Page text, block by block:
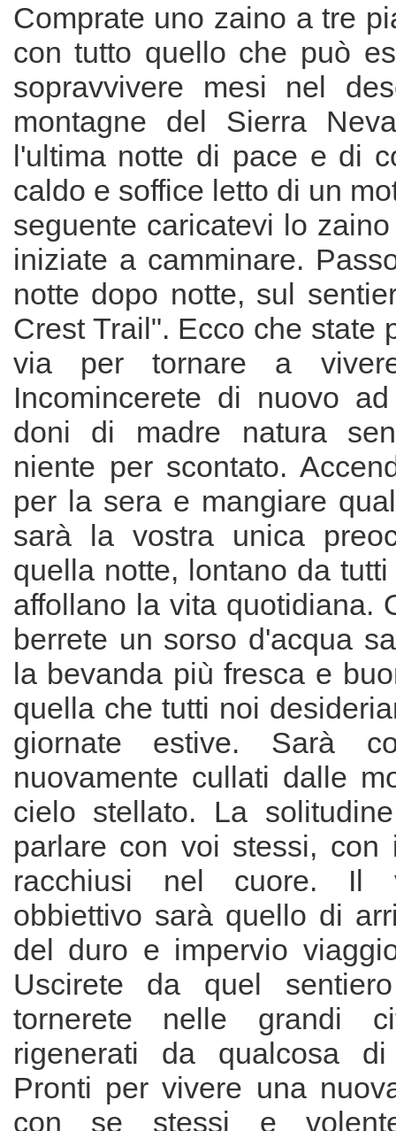
Comprate uno zaino a tre
con tutto quello che può
sopravvivere mesi nel
montagne del Sierra
l'ultima notte di pace e di
caldo e soffice letto di un
seguente caricatevi lo
iniziate a camminare.
notte dopo notte, sul
Crest Trail". Ecco che state
via per tornare a
Incomincerete di nuovo
doni di madre natura
niente per scontato.
per la sera e mangiare
sarà la vostra unica
quella notte, lontano da
affollano la vita quotidiana.
berrete un sorso d'acqua
la bevanda più fresca e
quella che tutti noi
giornate estive. Sarà
nuovamente cullati dalle
cielo stellato. La
parlare con voi stessi, con
racchiusi nel cuore. Il
obbiettivo sarà quello di
del duro e impervio
Uscirete da quel
tornerete nelle grandi
rigenerati da qualcosa di
Pronti per vivere una
con se stessi e